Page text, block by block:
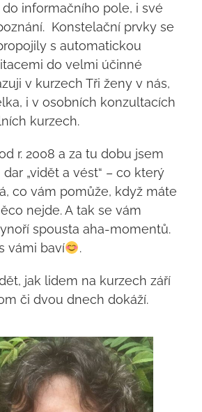
informačního pole, i své
Konstelační prvky se
s automatickou
do velmi účinné
v kurzech Tři ženy v nás,
i v osobních konzultacích
kurzech.
r. 2008 a za tu dobu jsem
„vidět a vést“ – co který
co vám pomůže, když máte
nejde. A tak se vám
spousta aha-momentů.
vámi baví
.
jak lidem na kurzech září
či dvou dnech dokáží.